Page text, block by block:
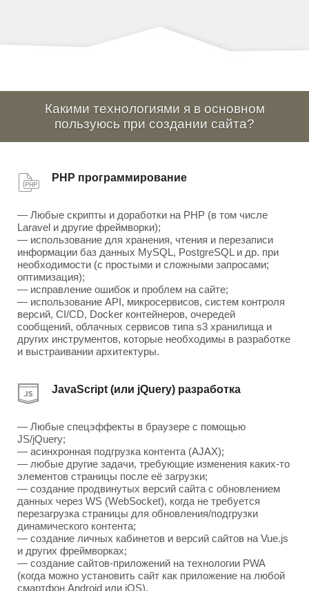
Какими технологиями я в основном
пользуюсь при создании сайта?
PHP программирование
— Любые скрипты и доработки на PHP (в том числе
Laravel и другие фреймворки);
— использование для хранения, чтения и перезаписи
информации баз данных MySQL, PostgreSQL и др. при
необходимости (с простыми и сложными запросами;
оптимизация);
— исправление ошибок и проблем на сайте;
— использование API, микросервисов, систем контроля
версий, CI/CD, Docker контейнеров, очередей
сообщений, облачных сервисов типа s3 хранилища и
других инструментов, которые необходимы в разработке
и выстраивании архитектуры.
JavaScript (или jQuery) разработка
— Любые спецэффекты в браузере с помощью
JS/jQuery;
— асинхронная подгрузка контента (AJAX);
— любые другие задачи, требующие изменения каких-то
элементов страницы после её загрузки;
— создание продвинутых версий сайта с обновлением
данных через WS (WebSocket), когда не требуется
перезагрузка страницы для обновления/подгрузки
динамического контента;
— создание личных кабинетов и версий сайтов на Vue.js
и других фреймворках;
— создание сайтов-приложений на технологии PWA
(когда можно установить сайт как приложение на любой
смартфон Android или iOS).